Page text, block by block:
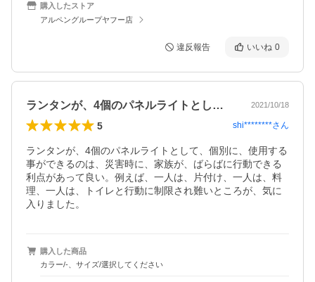
購入したストア
アルペングループヤフー店
違反報告 いいね 0
ランタンが、4個のパネルライトとして、… 2021/10/18
5 shi********さん
ランタンが、4個のパネルライトとして、個別に、使用する
事ができるのは、災害時に、家族が、ばらばに行動できる
利点があって良い。例えば、一人は、片付け、一人は、料
理、一人は、トイレと行動に制限され難いところが、気に
入りました。
購入した商品
カラー/-、サイズ/選択してください